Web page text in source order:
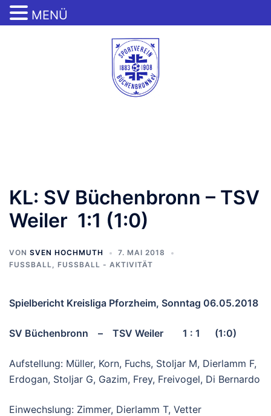
KL: SV Büchenbronn – TSV
Weiler 1:1 (1:0)
VON SVEN HOCHMUTH
7. MAI 2018
FUSSBALL
, FUSSBALL - AKTIVITÄT
Spielbericht Kreisliga Pforzheim, Sonntag 06.05.2018
SV Büchenbronn – TSV Weiler 1 : 1 (1:0)
Aufstellung: Müller, Korn, Fuchs, Stoljar M, Dierlamm F,
Erdogan, Stoljar G, Gazim, Frey, Freivogel, Di Bernardo
Einwechslung: Zimmer, Dierlamm T, Vetter
MENÜ